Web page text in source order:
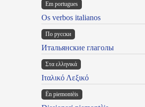
Em portugues
Os verbos italianos
По русски
Итальянские глаголы
Στα ελληνικά
Ιταλικό Λεξικό
Ën piemontèis